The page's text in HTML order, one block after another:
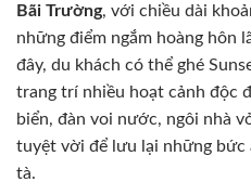
Bãi Trường, với chiều dài
những điểm ngắm hoàng hôn
đây, du khách có thể ghé
trang trí nhiều hoạt cảnh độc
biển, đàn voi nước, ngôi nhà
tuyệt vời để lưu lại những bức
tà.